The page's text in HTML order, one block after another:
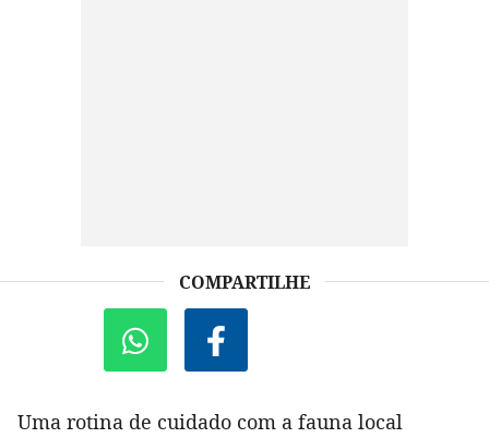
COMPARTILHE
Uma rotina de cuidado com a fauna local